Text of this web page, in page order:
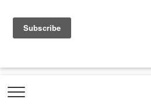
a
e
b
o
t
.
o
e
t
t
DIGITAL | CREATIVE |